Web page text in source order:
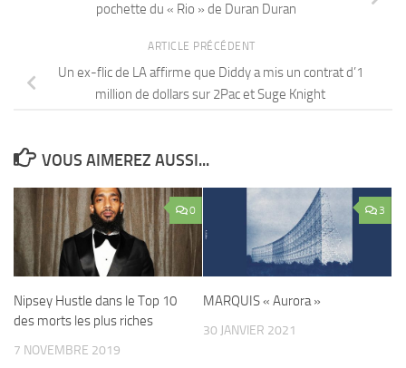
pochette du « Rio » de Duran Duran
ARTICLE PRÉCÉDENT
Un ex-flic de LA affirme que Diddy a mis un contrat d’1
million de dollars sur 2Pac et Suge Knight
VOUS AIMEREZ AUSSI...
0
Nipsey Hustle dans le Top 10
des morts les plus riches
7 NOVEMBRE 2019
3
MARQUIS « Aurora »
30 JANVIER 2021